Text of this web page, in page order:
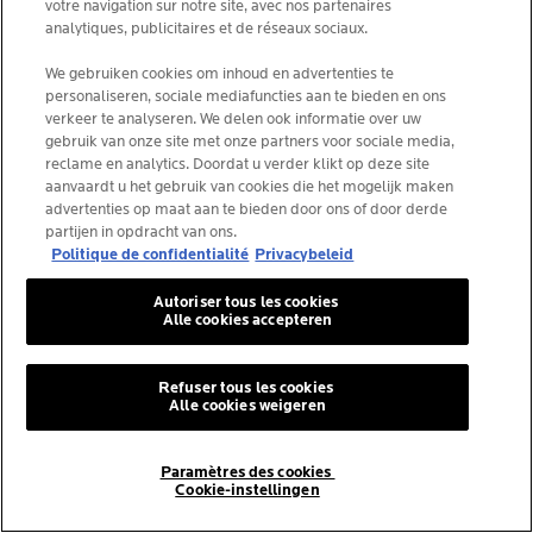
WAAR
OF ONWAAR
der
OPSTOTEN VAN ECZEEM
KUNNEN
WORDEN
VEROORZAAKT DOOR
STRESS.
WAAR
We weten niet precies waarom,
maar experts geven aan dat
belangrijke rol kunnen spelen
bij het veroorzaken van opstoten
votre navigation sur notre site, avec nos partenaires
analytiques, publicitaires et de réseaux sociaux.
We gebruiken cookies om inhoud en advertenties te
personaliseren, sociale mediafuncties aan te bieden en ons
verkeer te analyseren. We delen ook informatie over uw
gebruik van onze site met onze partners voor sociale media,
reclame en analytics. Doordat u verder klikt op deze site
aanvaardt u het gebruik van cookies die het mogelijk maken
advertenties op maat aan te bieden door ons of door derde
partijen in opdracht van ons.
Politique de confidentialité Privacybeleid
Paramètres des cookies
Cookie-instellingen
Refuser tous les cookies
Alle cookies weigeren
Autoriser tous les cookies
Alle cookies accepteren